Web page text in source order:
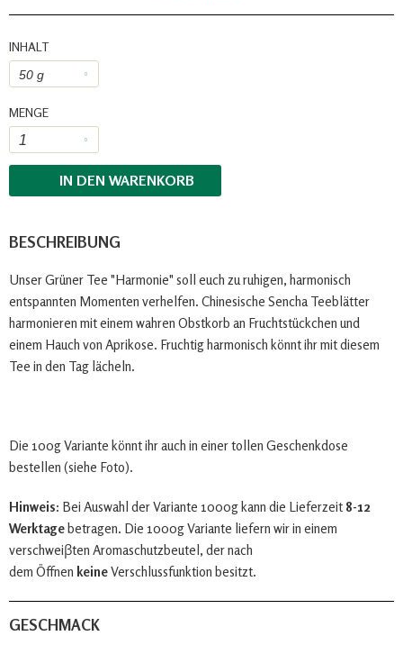
INHALT
MENGE
IN DEN WARENKORB
BESCHREIBUNG
Unser Grüner Tee "Harmonie" soll euch zu ruhigen, harmonisch
entspannten Momenten verhelfen. Chinesische Sencha Teeblätter
harmonieren mit einem wahren Obstkorb an Fruchtstückchen und
einem Hauch von Aprikose. Fruchtig harmonisch könnt ihr mit diesem
Tee in den Tag lächeln.
Die 100g Variante könnt ihr auch in einer tollen Geschenkdose
bestellen (siehe Foto).
Hinweis: Bei Auswahl der Variante 1000g kann die Lieferzeit 8-12
Werktagebetragen. Die 1000g Variante liefern wir in einem
verschweiβten Aromaschutzbeutel, der nach
dem Öffnen keineVerschlussfunktion besitzt.
GESCHMACK